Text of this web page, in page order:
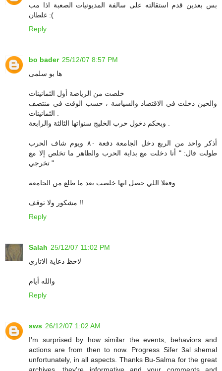
بس بعدين قدم استقالته على سالفة المديونيات الصعبة اذا مب
غلطان :(
Reply
bo bader 25/12/07 8:57 PM
ها بو سلمى
خلصت من الرياضة أول الثمانينات
والحين دخلت في الاقتصاد والسياسة ، حسب الوقت في منتصف
أذكر واحد من الربع دخل الجامعة دفعة ٨٠ ويوم شاف الحرب
طولت قال: " أنا دخلت مع بداية الحرب والظاهر ما تخلص إلا مع
تخرجي "
مشكور ولا توقف !!
Reply
Salah 25/12/07 11:02 PM
لاحظ دعاية الاتاري
والله أيام
Reply
sws 26/12/07 1:02 AM
I'm surprised by how similar the events, behaviors and
actions are from then to now. Progress Sifer 3al shemal
unfortunately, in all aspects. Thanks Bu-Salma for the great
archives, they're informative and your comments and